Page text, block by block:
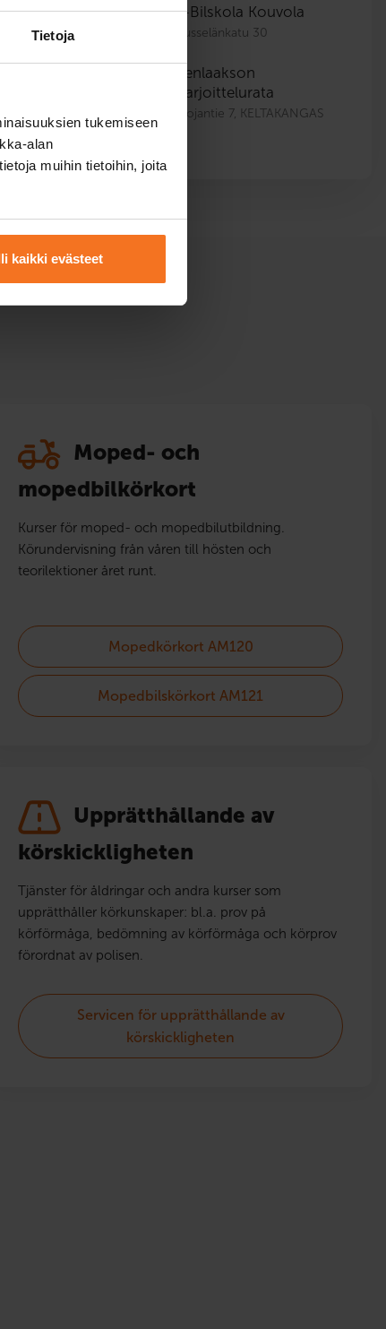
Tietoja
tukemiseen
alan
muihin tietoihin, joita
kaikki evästeet
I simulatorn CAP-Bilskola Kouvola
Salpausselänkatu 30
Kymenlaakson
Ajoharjoittelurata
Matarojantie 7, KELTAKANGAS
Moped- och
mopedbilkörkort
Kurser för moped- och mopedbilutbildning.
Körundervisning från våren till hösten och
teorilektioner året runt.
Mopedkörkort AM120
Mopedbilskörkort AM121
Upprätthållande av
körskickligheten
Tjänster för åldringar och andra kurser som
upprätthåller körkunskaper: bl.a. prov på
körförmåga, bedömning av körförmåga och körprov
förordnat av polisen.
Servicen för upprätthållande av
körskickligheten